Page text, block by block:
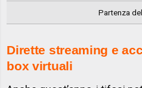
Partenza
Dirette streaming e
box virtuali